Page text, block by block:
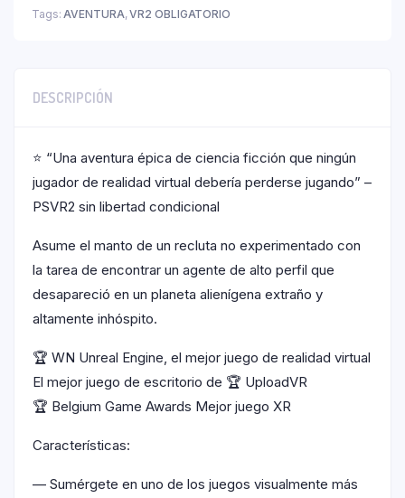
Tags: AVENTURA,VR2 OBLIGATORIO
DESCRIPCIÓN
⭐ “Una aventura épica de ciencia ficción que ningún
jugador de realidad virtual debería perderse jugando” –
PSVR2 sin libertad condicional
Asume el manto de un recluta no experimentado con
la tarea de encontrar un agente de alto perfil que
desapareció en un planeta alienígena extraño y
altamente inhóspito.
🏆 WN Unreal Engine, el mejor juego de realidad virtual
El mejor juego de escritorio de 🏆 UploadVR
🏆 Belgium Game Awards Mejor juego XR
Características:
— Sumérgete en uno de los juegos visualmente más